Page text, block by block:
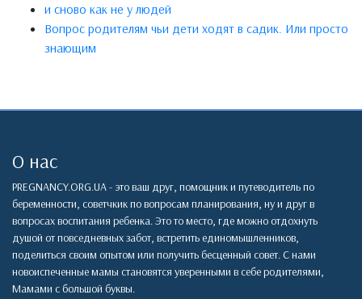
и сново как не у людей
Вопрос родителям чьи дети ходят в садик. Или просто
знающим
О нас
PREGNANCY.ORG.UA - это ваш друг, помощник и путеводитель по
беременности, советчкик по вопросам планирования, ну и друг в
вопросах воспитания ребенка. Это то место, где можно отдохнуть
душой от повседневных забот, встретить единомышленников,
поделиться своим опытом или получить бесценный совет. С нами
новоиспеченные мамы становятся уверенными в себе родителями,
Мамами с большой буквы.